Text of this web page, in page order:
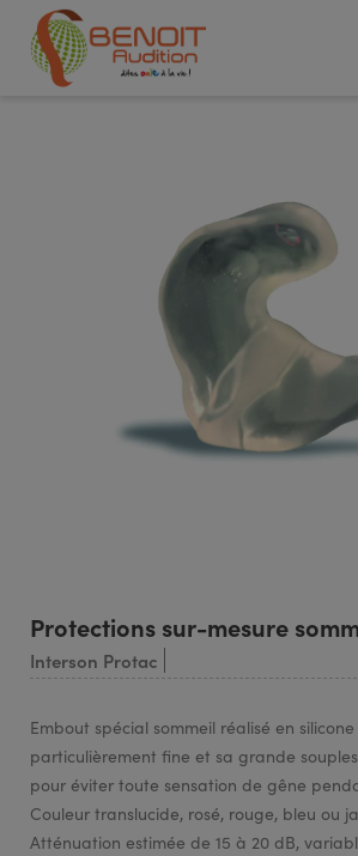
Protections sur-mesure
Interson Protac
Embout spécial sommeil réalisé en
particulièrement fine et sa grande
pour éviter toute sensation de gêne
Couleur translucide, rosé, rouge, bleu ou
Atténuation estimée de 15 à 20 dB,